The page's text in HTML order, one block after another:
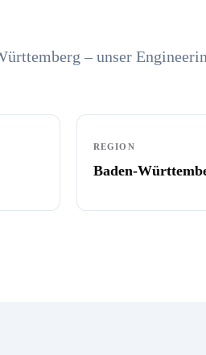
– unser
REGION
Baden-